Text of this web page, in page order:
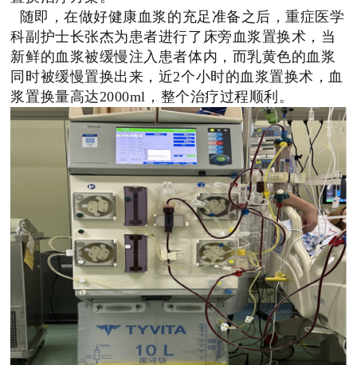
随即，在做好健康血浆的充足准备之后，重症医学
科副护士长张杰为患者进行了床旁血浆置换术，当
新鲜的血浆被缓慢注入患者体内，而乳黄色的血浆
同时被缓慢置换出来，近2个小时的血浆置换术，血
浆置换量高达2000ml，整个治疗过程顺利。